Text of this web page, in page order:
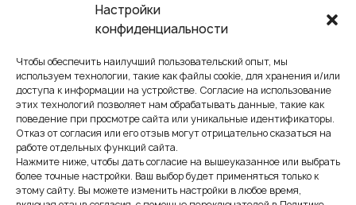
Настройки
конфиденциальности
Чтобы обеспечить наилучший пользовательский опыт, мы
используем технологии, такие как файлы cookie, для хранения и/или
доступа к информации на устройстве. Согласие на использование
этих технологий позволяет нам обрабатывать данные, такие как
поведение при просмотре сайта или уникальные идентификаторы.
Отказ от согласия или его отзыв могут отрицательно сказаться на
работе отдельных функций сайта.
Нажмите ниже, чтобы дать согласие на вышеуказанное или выбрать
более точные настройки. Ваш выбор будет применяться только к
этому сайту. Вы можете изменить настройки в любое время,
Преимущества долгосрочного
пребывания
Свободное передвижение по Шенгену
Неограниченное пребывание в Чехии
Ипотека и покупка недвижимости
Регистрация бизнеса
Возможность переезда в другую страну ЕС
Путь к гражданству Чехии
Через 5 лет — ПМЖ
Через 10 лет —гражданство